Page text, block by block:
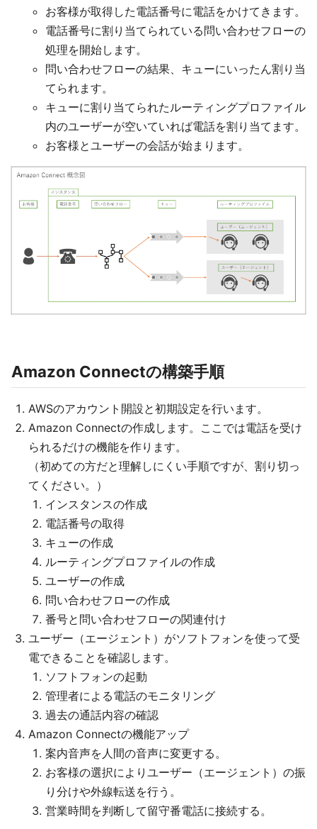
お客様が取得した電話番号に電話をかけてきます。
電話番号に割り当てられている問い合わせフローの
処理を開始します。
問い合わせフローの結果、キューにいったん割り当
てられます。
キューに割り当てられたルーティングプロファイル
内のユーザーが空いていれば電話を割り当てます。
お客様とユーザーの会話が始まります。
Amazon Connectの構築手順
AWSのアカウント開設と初期設定を行います。
Amazon Connectの作成します。ここでは電話を受け
られるだけの機能を作ります。
（初めての方だと理解しにくい手順ですが、割り切っ
てください。）
インスタンスの作成
電話番号の取得
キューの作成
ルーティングプロファイルの作成
ユーザーの作成
問い合わせフローの作成
番号と問い合わせフローの関連付け
ユーザー（エージェント）がソフトフォンを使って受
電できることを確認します。
ソフトフォンの起動
管理者による電話のモニタリング
過去の通話内容の確認
Amazon Connectの機能アップ
案内音声を人間の音声に変更する。
お客様の選択によりユーザー（エージェント）の振
り分けや外線転送を行う。
営業時間を判断して留守番電話に接続する。